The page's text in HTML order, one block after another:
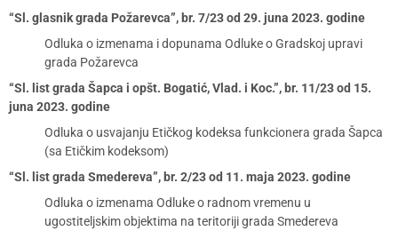
“Sl. glasnik grada Požarevca”, br. 7/23 od 29. juna 2023. godine
Odluka o izmenama i dopunama Odluke o Gradskoj upravi
grada Požarevca
“Sl. list grada Šapca i opšt. Bogatić, Vlad. i Koc.”, br. 11/23 od 15.
juna 2023. godine
Odluka o usvajanju Etičkog kodeksa funkcionera grada Šapca
(sa Etičkim kodeksom)
“Sl. list grada Smedereva”, br. 2/23 od 11. maja 2023. godine
Odluka o izmenama Odluke o radnom vremenu u
ugostiteljskim objektima na teritoriji grada Smedereva